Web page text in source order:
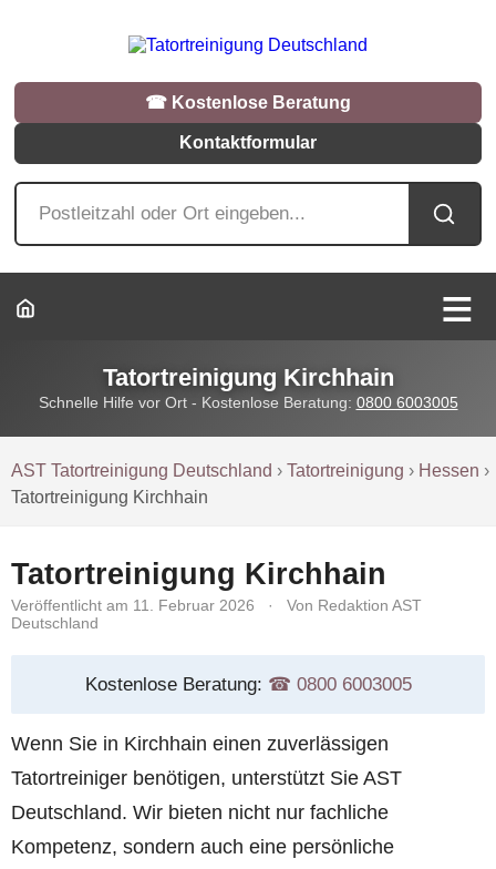
☎︎ Kostenlose Beratung
Kontaktformular
Tatortreinigung Kirchhain
Schnelle Hilfe vor Ort - Kostenlose Beratung: 0800 6003005
AST Tatortreinigung Deutschland ›Tatortreinigung › Hessen ›
Tatortreinigung Kirchhain
Tatortreinigung Kirchhain
Veröffentlicht am 11. Februar 2026 ·
Von Redaktion AST
Deutschland
Kostenlose Beratung: ☎︎ 0800 6003005
Wenn Sie in Kirchhain einen zuverlässigen
Tatortreiniger benötigen, unterstützt Sie AST
Deutschland. Wir bieten nicht nur fachliche
Kompetenz, sondern auch eine persönliche